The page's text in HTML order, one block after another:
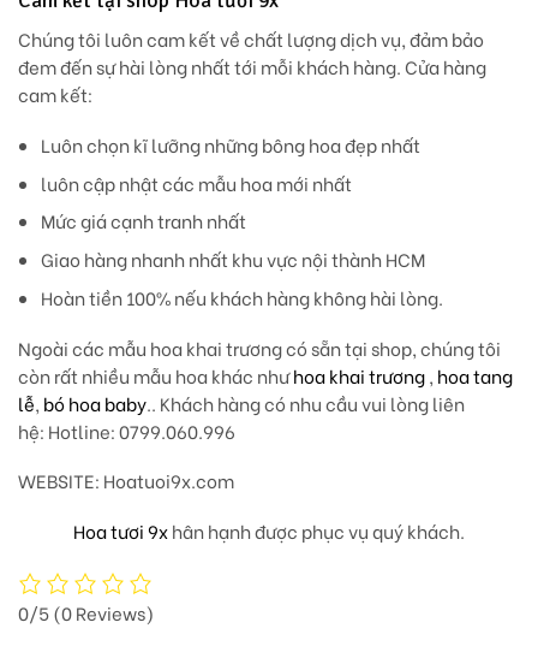
Chúng tôi luôn cam kết về chất lượng dịch vụ, đảm bảo
đem đến sự hài lòng nhất tới mỗi khách hàng. Cửa hàng
cam kết:
Luôn chọn kĩ lưỡng những bông hoa đẹp nhất
luôn cập nhật các mẫu hoa mới nhất
Mức giá cạnh tranh nhất
Giao hàng nhanh nhất khu vực nội thành HCM
Hoàn tiền 100% nếu khách hàng không hài lòng.
Ngoài các mẫu hoa khai trương có sẵn tại shop, chúng tôi
còn rất nhiều mẫu hoa khác nhưhoa khai trương, hoa tang
lễ, bó hoa baby.. Khách hàng có nhu cầu vui lòng liên
hệ: Hotline: 0799.060.996
WEBSITE: Hoatuoi9x.com
Hoa tươi 9xhân hạnh được phục vụ quý khách.
0/5(0 Reviews)